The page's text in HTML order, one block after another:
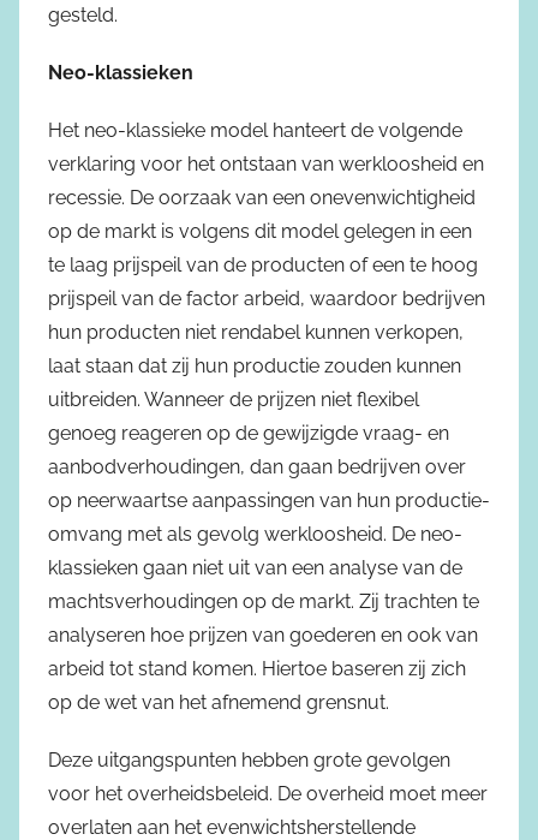
gesteld.
Neo-klassieken
Het neo-klassieke model hanteert de volgende
verklaring voor het ontstaan van werkloosheid en
recessie. De oorzaak van een onevenwichtigheid
op de markt is volgens dit model gelegen in een
te laag prijspeil van de producten of een te hoog
prijspeil van de factor arbeid, waardoor bedrijven
hun producten niet rendabel kunnen verkopen,
laat staan dat zij hun productie zouden kunnen
uitbreiden. Wanneer de prijzen niet flexibel
genoeg reageren op de gewijzigde vraag- en
aanbodverhoudingen, dan gaan bedrijven over
op neerwaartse aanpassingen van hun productie-
omvang met als gevolg werkloosheid. De neo-
klassieken gaan niet uit van een analyse van de
machtsverhoudingen op de markt. Zij trachten te
analyseren hoe prijzen van goederen en ook van
arbeid tot stand komen. Hiertoe baseren zij zich
op de wet van het afnemend grensnut.
Deze uitgangspunten hebben grote gevolgen
voor het overheidsbeleid. De overheid moet meer
overlaten aan het evenwichtsherstellende